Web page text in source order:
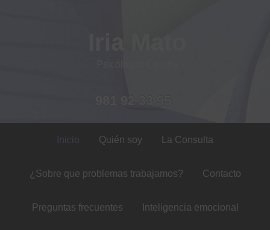
Inicio Quién soy La Consulta
¿Sobre que problemas trabajamos? Contacto
Preguntas frecuentes Inteligencia emocional